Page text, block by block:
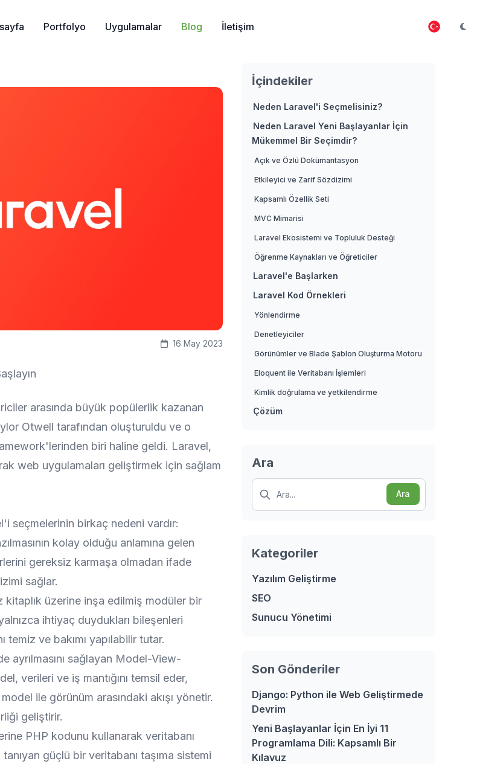
Portfolyo Uygulamalar Blog İletişim
16 May 2023
arasında büyük popülerlik kazanan
Otwell tarafından oluşturuldu ve o
biri haline geldi. Laravel,
web uygulamaları geliştirmek için sağlam
seçmelerinin birkaç nedeni vardır:
kolay olduğu anlamına gelen
gereksiz karmaşa olmadan ifade
sağlar.
kitaplık üzerine inşa edilmiş modüler bir
ihtiyaç duydukları bileşenleri
temiz ve bakımı yapılabilir tutar.
ayrılmasını sağlayan Model-View-
verileri ve iş mantığını temsil eder,
ile görünüm arasındaki akışı yönetir.
geliştirir.
PHP kodunu kullanarak veritabanı
güçlü bir veritabanı taşıma sistemi
İçindekiler
Neden Laravel'i Seçmelisiniz?
Neden Laravel Yeni Başlayanlar İçin
Mükemmel Bir Seçimdir?
Açık ve Özlü Dokümantasyon
Etkileyici ve Zarif Sözdizimi
Kapsamlı Özellik Seti
MVC Mimarisi
Laravel Ekosistemi ve Topluluk Desteği
Öğrenme Kaynakları ve Öğreticiler
Laravel'e Başlarken
Laravel Kod Örnekleri
Yönlendirme
Denetleyiciler
Görünümler ve Blade Şablon Oluşturma Motoru
Eloquent ile Veritabanı İşlemleri
Kimlik doğrulama ve yetkilendirme
Çözüm
Ara
Search
Ara
Kategoriler
Yazılım Geliştirme
SEO
Sunucu Yönetimi
Son Gönderiler
Django: Python ile Web Geliştirmede
Devrim
Yeni Başlayanlar İçin En İyi 11
Programlama Dili: Kapsamlı Bir
Kılavuz